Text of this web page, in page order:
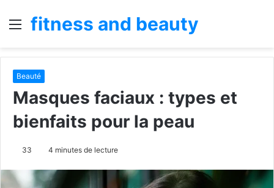
Menu
fitness and beauty
Beauté
Masques faciaux : types et
bienfaits pour la peau
33 4 minutes de lecture